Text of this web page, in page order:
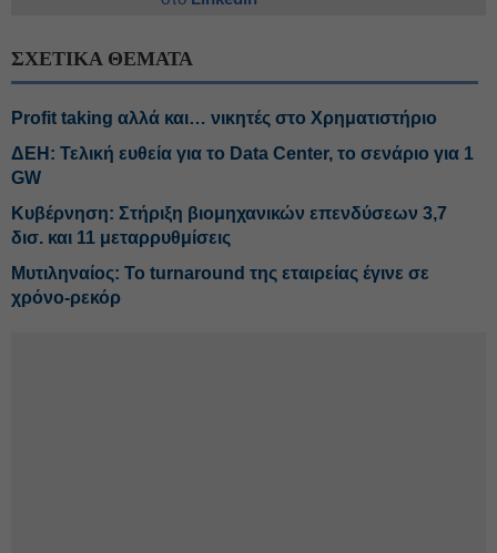
ΣΧΕΤΙΚΑ ΘΕΜΑΤΑ
Profit taking αλλά και… νικητές στο Χρηματιστήριο
ΔΕΗ: Τελική ευθεία για το Data Center, το σενάριο για 1
GW
Κυβέρνηση: Στήριξη βιομηχανικών επενδύσεων 3,7
δισ. και 11 μεταρρυθμίσεις
Μυτιληναίος: Το turnaround της εταιρείας έγινε σε
χρόνο-ρεκόρ